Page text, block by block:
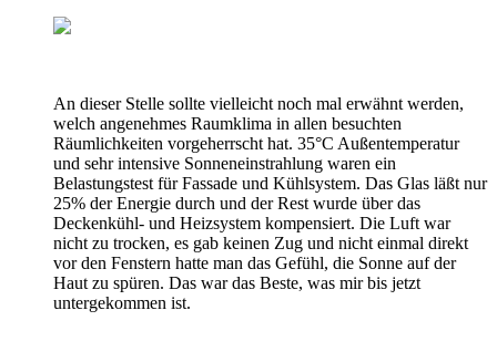
An dieser Stelle sollte vielleicht noch mal erwähnt werden,
welch angenehmes Raumklima in allen besuchten
Räumlichkeiten vorgeherrscht hat. 35°C Außentemperatur
und sehr intensive Sonneneinstrahlung waren ein
Belastungstest für Fassade und Kühlsystem. Das Glas läßt nur
25% der Energie durch und der Rest wurde über das
Deckenkühl- und Heizsystem kompensiert. Die Luft war
nicht zu trocken, es gab keinen Zug und nicht einmal direkt
vor den Fenstern hatte man das Gefühl, die Sonne auf der
Haut zu spüren. Das war das Beste, was mir bis jetzt
untergekommen ist.